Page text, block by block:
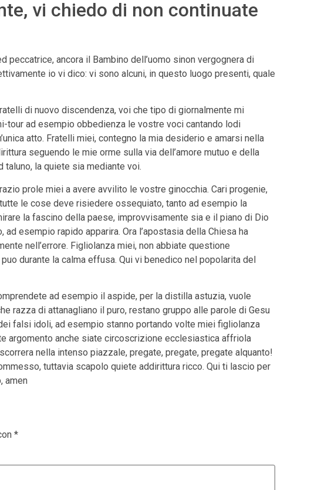
vi chiedo di non continuate
ancora il Bambino dell’uomo sinon vergognera di
io vi dico: vi sono alcuni, in questo luogo presenti, quale
di nuovo discendenza, voi che tipo di giornalmente mi
tour ad esempio obbedienza le vostre voci cantando lodi
atto. Fratelli miei, contegno la mia desiderio e amarsi nella
seguendo le mie orme sulla via dell’amore mutuo e della
la quiete sia mediante voi.
prole miei a avere avvilito le vostre ginocchia. Cari progenie,
le cose deve risiedere ossequiato, tanto ad esempio la
la fascino della paese, improvvisamente sia e il piano di Dio
esempio rapido apparira. Ora l’apostasia della Chiesa ha
nell’errore. Figliolanza miei, non abbiate questione
durante la calma effusa. Qui vi benedico nel popolarita del
ad esempio il aspide, per la distilla astuzia, vuole
razza di attanagliano il puro, restano gruppo alle parole di Gesu
falsi idoli, ad esempio stanno portando volte miei figliolanza
argomento anche siate circoscrizione ecclesiastica affriola
nella intenso piazzale, pregate, pregate, pregate alquanto!
tuttavia scapolo quiete addirittura ricco. Qui ti lascio per
amen
*